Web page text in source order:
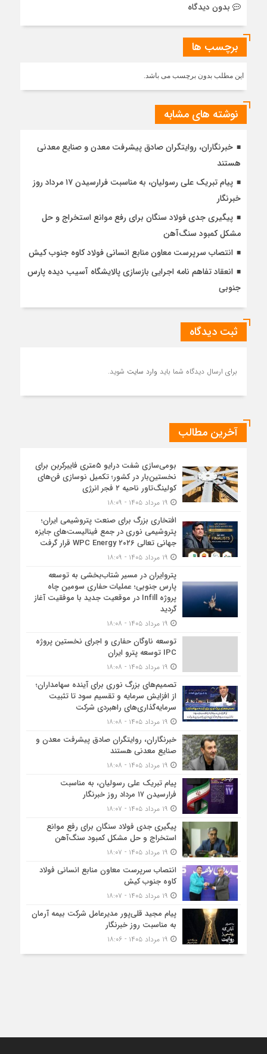
بدون دیدگاه
برچسب ها
این مطلب بدون برچسب می باشد.
نوشته های مشابه
خبرنگاران، روایتگران صادق پیشرفت معدن و صنایع معدنی
هستند
پیام تبریک علی رسولیان، به مناسبت فرارسیدن ۱۷ مرداد روز
خبرنگار
پیگیری جدی فولاد سنگان برای رفع موانع استخراج و حل
مشکل کمبود سنگ‌آهن
انتصاب سرپرست معاون منابع انسانی فولاد کاوه جنوب کیش
انعقاد تفاهم نامه اجرایی بازسازی پالایشگاه آسیب دیده پارس
جنوبی
ثبت دیدگاه
برای ارسال دیدگاه شما باید وارد سایت شوید.
آخرین مطالب
بومی‌سازی شفت درایو ۵متری فایبرکربن برای
نخستین‌بار در کشور؛ تکمیل نوسازی فن‌های
کولینگ‌تاور ناحیه ۲ فجر انرژی
افتخاری بزرگ برای صنعت پتروشیمی ایران؛
پتروشیمی نوری در جمع فینالیست‌های جایزه
جهانی تعالی WPC Energy ۲۰۲۶ قرار گرفت
پتروایران در مسیر شتاب‌بخشی به توسعه
پارس جنوبی؛ عملیات حفاری سومین چاه
پروژه Infill در موقعیت جدید با موفقیت آغاز
گردید
توسعه ناوگان حفاری و اجرای نخستین پروژه
IPC توسعه پترو ایران
تصمیم‌های بزرگ نوری برای آینده سهامداران؛
از افزایش سرمایه و تقسیم سود تا تثبیت
سرمایه‌گذاری‌های راهبردی شرکت
خبرنگاران، روایتگران صادق پیشرفت معدن و
صنایع معدنی هستند
پیام تبریک علی رسولیان، به مناسبت
فرارسیدن ۱۷ مرداد روز خبرنگار
پیگیری جدی فولاد سنگان برای رفع موانع
استخراج و حل مشکل کمبود سنگ‌آهن
انتصاب سرپرست معاون منابع انسانی فولاد
کاوه جنوب کیش
پیام مجید قلی‌پور مدیرعامل شرکت بیمه آرمان
به مناسبت روز خبرنگار